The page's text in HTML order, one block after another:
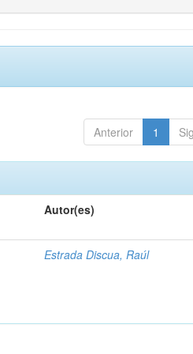
Anterior 1
Autor(es)
Estrada Discua, Raúl